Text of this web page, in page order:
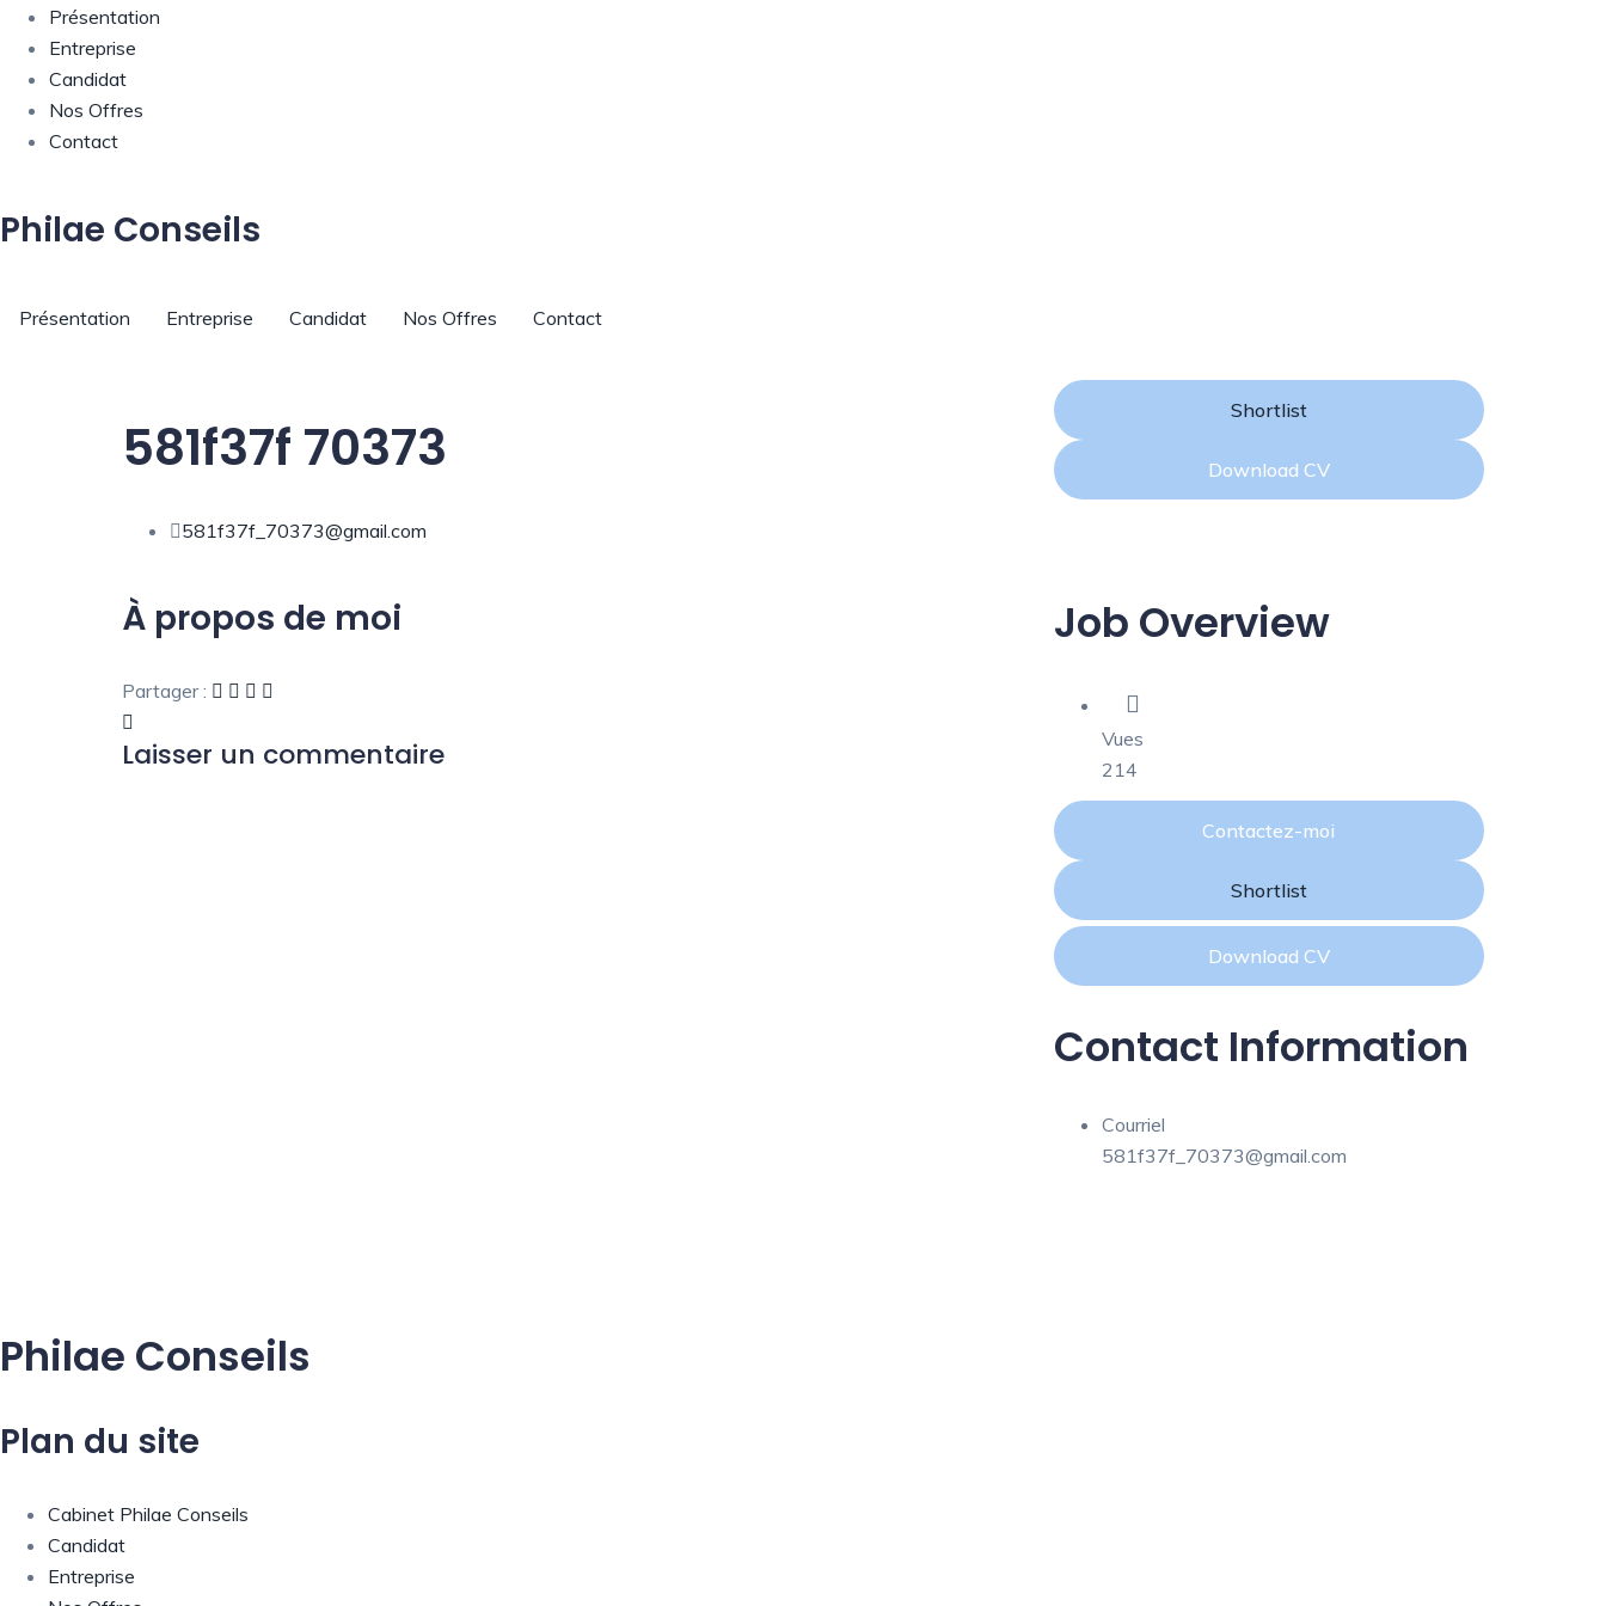
Présentation
Entreprise
Candidat
Nos Offres
Contact
Philae Conseils
Présentation Entreprise Candidat Nos Offres Contact
581f37f 70373
581f37f_70373@gmail.com
Shortlist
Download CV
À propos de moi
Partager :
Laisser un commentaire
Job Overview
Vues
214
Contactez-moi
Shortlist
Download CV
Contact Information
Courriel
581f37f_70373@gmail.com
Philae Conseils
Plan du site
Cabinet Philae Conseils
Candidat
Entreprise